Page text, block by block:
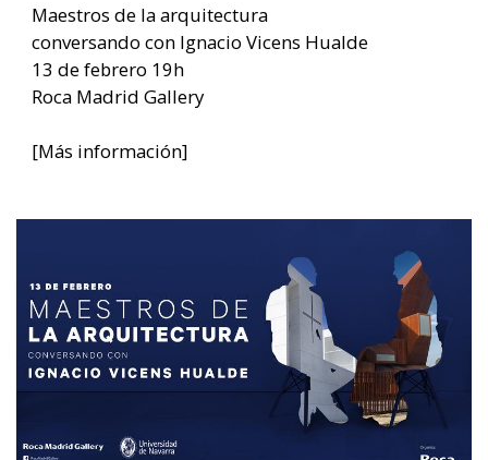
Maestros de la arquitectura
conversando con Ignacio Vicens Hualde
13 de febrero 19h
Roca Madrid Gallery
[Más información]